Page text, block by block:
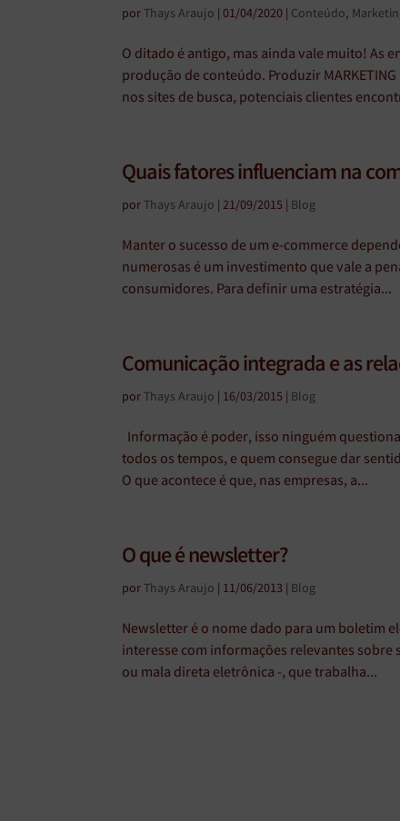
porThays Araujo |01/04/2020 Conteúdo,
O ditado é antigo, mas ainda vale muito! As
produção de conteúdo. Produzir
nos sites de busca, potenciais clientes
Quais fatores influenciam na
porThays Araujo |21/09/2015 Blog
Manter o sucesso de um e-commerce
numerosas é um investimento que vale a
consumidores. Para definir uma estratégia...
Comunicação integrada e as
porThays Araujo 16/03/2015 Blog
Informação é poder, isso ninguém
todos os tempos, e quem consegue dar
O que acontece é que, nas empresas, a...
O que é newsletter?
porThays Araujo 11/06/2013 Blog
Newsletter é o nome dado para um boletim
interesse com informações relevantes sobre
ou mala direta eletrônica -, que trabalha...